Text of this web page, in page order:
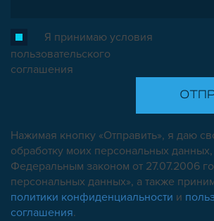
Я принимаю условия
пользовательского
соглашения
Нажимая кнопку «Отправить», я даю
обработку моих персональных данных,
Федеральным законом от 27.07.2006
персональных данных», а также
политики конфиденциальности и
соглашения.